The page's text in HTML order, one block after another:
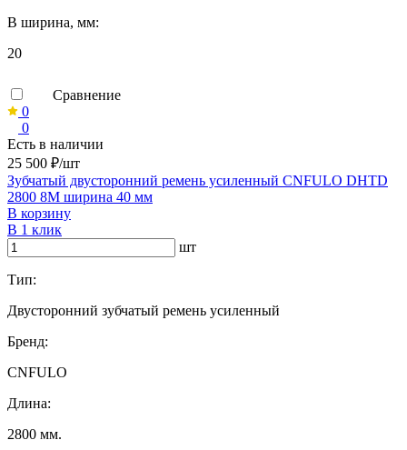
B ширина, мм:
20
Сравнение
0
0
Есть в наличии
25 500 ₽/шт
Зубчатый двусторонний ремень усиленный CNFULO DHTD
2800 8M ширина 40 мм
В корзину
В 1 клик
шт
Тип:
Двусторонний зубчатый ремень усиленный
Бренд:
CNFULO
Длина:
2800 мм.